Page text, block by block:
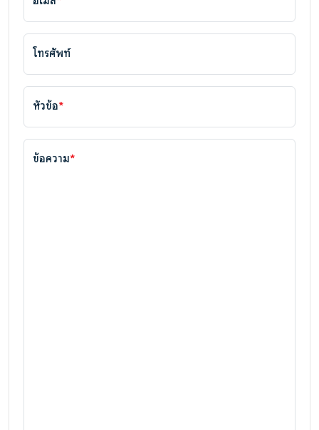
โทรศัพท์
หัวข้อ*
ข้อความ*